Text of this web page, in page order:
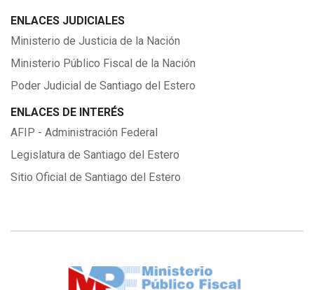
ENLACES JUDICIALES
Ministerio de Justicia de la Nación
Ministerio Público Fiscal de la Nación
Poder Judicial de Santiago del Estero
ENLACES DE INTERÉS
AFIP - Administración Federal
Legislatura de Santiago del Estero
Sitio Oficial de Santiago del Estero